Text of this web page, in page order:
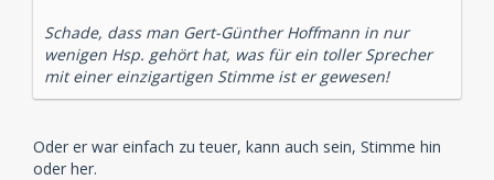
Schade, dass man Gert-Günther Hoffmann in nur
wenigen Hsp. gehört hat, was für ein toller Sprecher
mit einer einzigartigen Stimme ist er gewesen!
Oder er war einfach zu teuer, kann auch sein, Stimme hin
oder her.